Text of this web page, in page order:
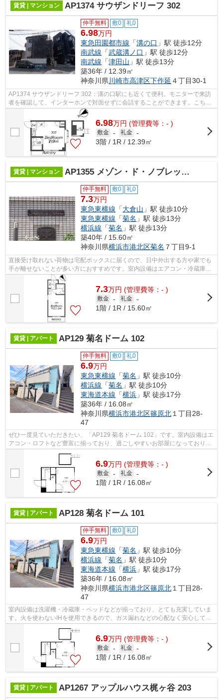
賃貸 | マンション AP1374 サウザンドリーフ 302
仲手無料 敷0 礼0
6.98万円
東急田園都市線 「溝の口 」駅 徒歩12分
南武線 「武蔵溝ノ口 」駅 徒歩12分
南武線 「津田山 」駅 徒歩13分
築36年 / 12.39㎡
神奈川県 川崎市高津区下作延 ４丁目30-1
AP1374 サウザンドリーフ 302：溝の口駅にも近くて便利。モニターで来訪
者を確認して、インターホンで対面せずに会話することができます。こちら
の物件は駅まで徒歩で12分で到着します...
6.98万円 (管理費等：- )
敷金 - 礼金 -
3階 / 1R / 12.39㎡
賃貸 | マンション AP1355 メゾン・ド・ノブレッス 104
仲手無料 敷0 礼0
7.3万円
東急東横線 「大倉山 」駅 徒歩10分
東急東横線 「菊名 」駅 徒歩13分
横浜線 「菊名 」駅 徒歩13分
築40年 / 15.60㎡
神奈川県横浜市港北区菊名 ７丁目9-1
直接受け取れない荷物は宅配ボックスに届くので、日中外出する方や家でも
手が離せないことが多い方におすすめです。室内設備はエアコン・冷蔵庫な
どが揃っており、とても充実していま...
7.3万円 (管理費等：- )
敷金 - 礼金 -
1階 / 1R / 15.60㎡
賃貸 | アパート AP129 菊名ドーム 102
仲手無料 敷0 礼0
6.9万円
東急東横線 「菊名 」駅 徒歩10分
横浜線 「菊名 」駅 徒歩10分
東海道本線 「横浜 」駅 徒歩17分
築36年 / 16.08㎡
神奈川県横浜市港北区篠原北 １丁目28-
47
ぜひ一度見ていただきたい、「AP129 菊名ドーム 102」です。室内設備はエ
アコン・ロフトなど豊富に揃っており、過ごしやすいお部屋になっておりま
す。根強いニーズを誇る駅近の物件と...
6.9万円 (管理費等：- )
敷金 - 礼金 -
1階 / 1R / 16.08㎡
賃貸 | アパート AP128 菊名ドーム 101
仲手無料 敷0 礼0
6.9万円
東急東横線 「菊名 」駅 徒歩10分
横浜線 「菊名 」駅 徒歩10分
東海道本線 「横浜 」駅 徒歩17分
築36年 / 16.08㎡
神奈川県横浜市港北区篠原北 １丁目28-
47
室内設備は洗濯機・冷蔵庫・ベッドなどが揃っており、とても充実していま
す。火を使わないIHを使用できるので、ガス漏れなどの心配なく安心してご
利用いただけます。仲介手数料不要な...
6.9万円 (管理費等：- )
敷金 - 礼金 -
1階 / 1R / 16.08㎡
賃貸 | アパート AP1267 アップルハウス梶ヶ谷 203